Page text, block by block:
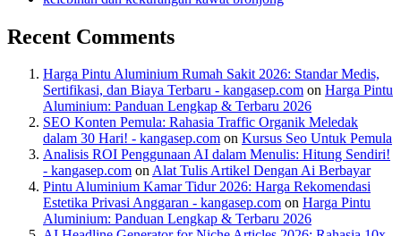
Recent Comments
Harga Pintu Aluminium Rumah Sakit 2026: Standar Medis,
Sertifikasi, dan Biaya Terbaru - kangasep.com on Harga Pintu
Aluminium: Panduan Lengkap & Terbaru 2026
SEO Konten Pemula: Rahasia Traffic Organik Meledak
dalam 30 Hari! - kangasep.com on Kursus Seo Untuk Pemula
Analisis ROI Penggunaan AI dalam Menulis: Hitung Sendiri!
- kangasep.com onAlat Tulis Artikel Dengan Ai Berbayar
Pintu Aluminium Kamar Tidur 2026: Harga Rekomendasi
Estetika Privasi Anggaran - kangasep.com on Harga Pintu
Aluminium: Panduan Lengkap & Terbaru 2026